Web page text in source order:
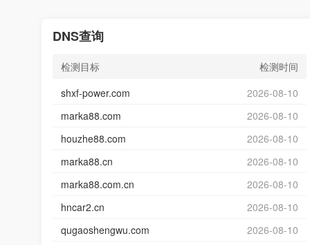
DNS查询
检测目标
检测时间
shxf-power.com
2026-08-10
marka88.com
2026-08-10
houzhe88.com
2026-08-10
marka88.cn
2026-08-10
marka88.com.cn
2026-08-10
hncar2.cn
2026-08-10
qugaoshengwu.com
2026-08-10